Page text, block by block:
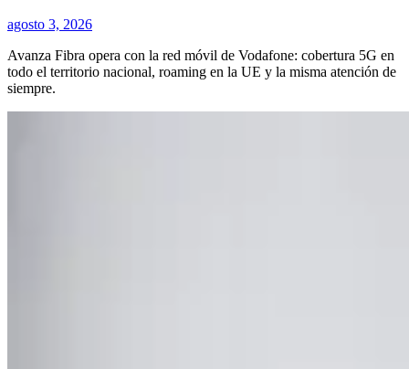
agosto 3, 2026
Avanza Fibra opera con la red móvil de Vodafone: cobertura 5G en
todo el territorio nacional, roaming en la UE y la misma atención de
siempre.